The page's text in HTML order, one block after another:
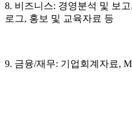
8. 비즈니스: 경영분석 및 보
로그, 홍보 및 교육자료 등
9. 금융/재무: 기업회계자료,